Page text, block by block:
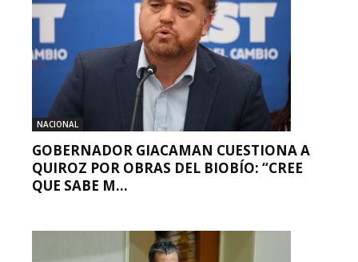
NACIONAL
GOBERNADOR GIACAMAN CUESTIONA A
QUIROZ POR OBRAS DEL BIOBÍO: “CREE
QUE SABE M...